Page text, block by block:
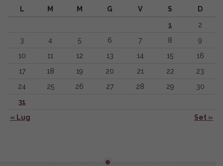
L M M G V S D
« Lug Set »
1
2
3
4 5 6 7 8
9
10
11 12 13 14 15
16
17
18 19 20 21 22
23
24
25 26 27 28 29
30
31